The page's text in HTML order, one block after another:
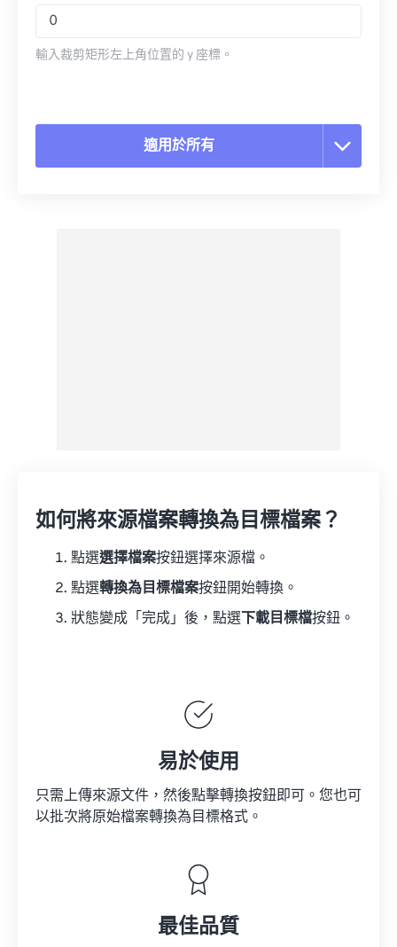
輸入裁剪矩形左上角位置的 y 座標。
適用於所有
如何將來源檔案轉換為目標檔案？
點選選擇檔案按鈕選擇來源檔。
點選轉換為目標檔案按鈕開始轉換。
狀態變成「完成」後，點選 下載目標檔按鈕。
易於使用
只需上傳來源文件，然後點擊轉換按鈕即可。您也可
以批次將原始檔案轉換為目標格式。
最佳品質